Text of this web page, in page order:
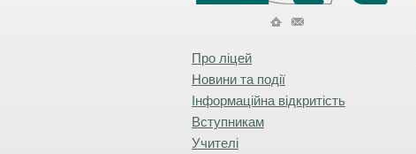
Про ліцей
Новини та події
Інформаційна відкритість
Вступникам
Учителі